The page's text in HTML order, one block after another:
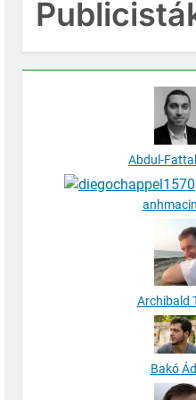
Abdul-
Archibald
Bakó